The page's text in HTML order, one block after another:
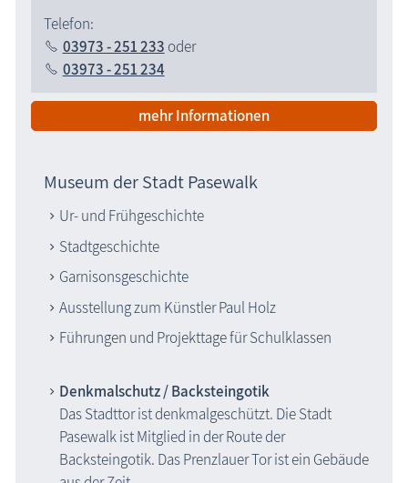
Telefon:
03973 - 251 233 oder
03973 - 251 234
mehr Informationen
Museum der Stadt Pasewalk
Ur- und Frühgeschichte
Stadtgeschichte
Garnisonsgeschichte
Ausstellung zum Künstler Paul Holz
Führungen und Projekttage für Schulklassen
Denkmalschutz / Backsteingotik
Das Stadttor ist denkmalgeschützt. Die Stadt
Pasewalk ist Mitglied in der Route der
Backsteingotik. Das Prenzlauer Tor ist ein Gebäude